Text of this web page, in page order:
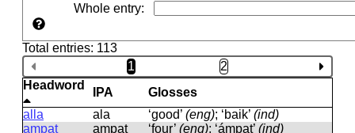
Whole entry:
Total entries: 113
1
2
Headword
IPA
Glosses
alla
ala ‘good’ (eng); ‘baik’ (ind)
ampat
ampat ‘four’ (eng); ‘ámpat’ (ind)